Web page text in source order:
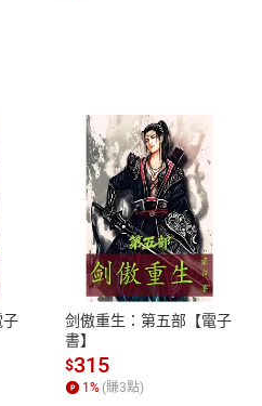
退換貨規範
店是否提供消費者保護法七日猶
之權利，遽消費者保護法及通訊交
權合理例外情事適用準則，依商
質各有不同規定。詳細退換貨說明
照各商品說明。
子
剑傲重生：第五部【電子
書】
$315
1 % (賺3點)